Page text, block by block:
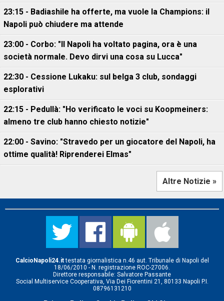
23:15 - Badiashile ha offerte, ma vuole la Champions: il
Napoli può chiudere ma attende
23:00 - Corbo: "Il Napoli ha voltato pagina, ora è una
società normale. Devo dirvi una cosa su Lucca"
22:30 - Cessione Lukaku: sul belga 3 club, sondaggi
esplorativi
22:15 - Pedullà: "Ho verificato le voci su Koopmeiners:
almeno tre club hanno chiesto notizie"
22:00 - Savino: "Stravedo per un giocatore del Napoli, ha
ottime qualità! Riprenderei Elmas"
Altre Notizie »
CalcioNapoli24.ittestata giornalistica n.46 aut. Tribunale di Napoli del
18/06/2010 - N. registrazione ROC-27006.
Direttore responsabile: Salvatore Passante
Social Multiservice Cooperativa, Via Dei Fiorentini 21, 80133 Napoli P.I.
08796131210